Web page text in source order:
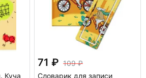
Куча
71
109
Словарик для записи